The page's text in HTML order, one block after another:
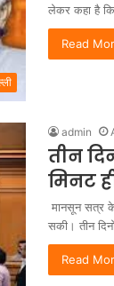
लेकर कहा है कि
Read
admin
तीन
मिनट
मानसून सत्र के
सकी। तीन
Read